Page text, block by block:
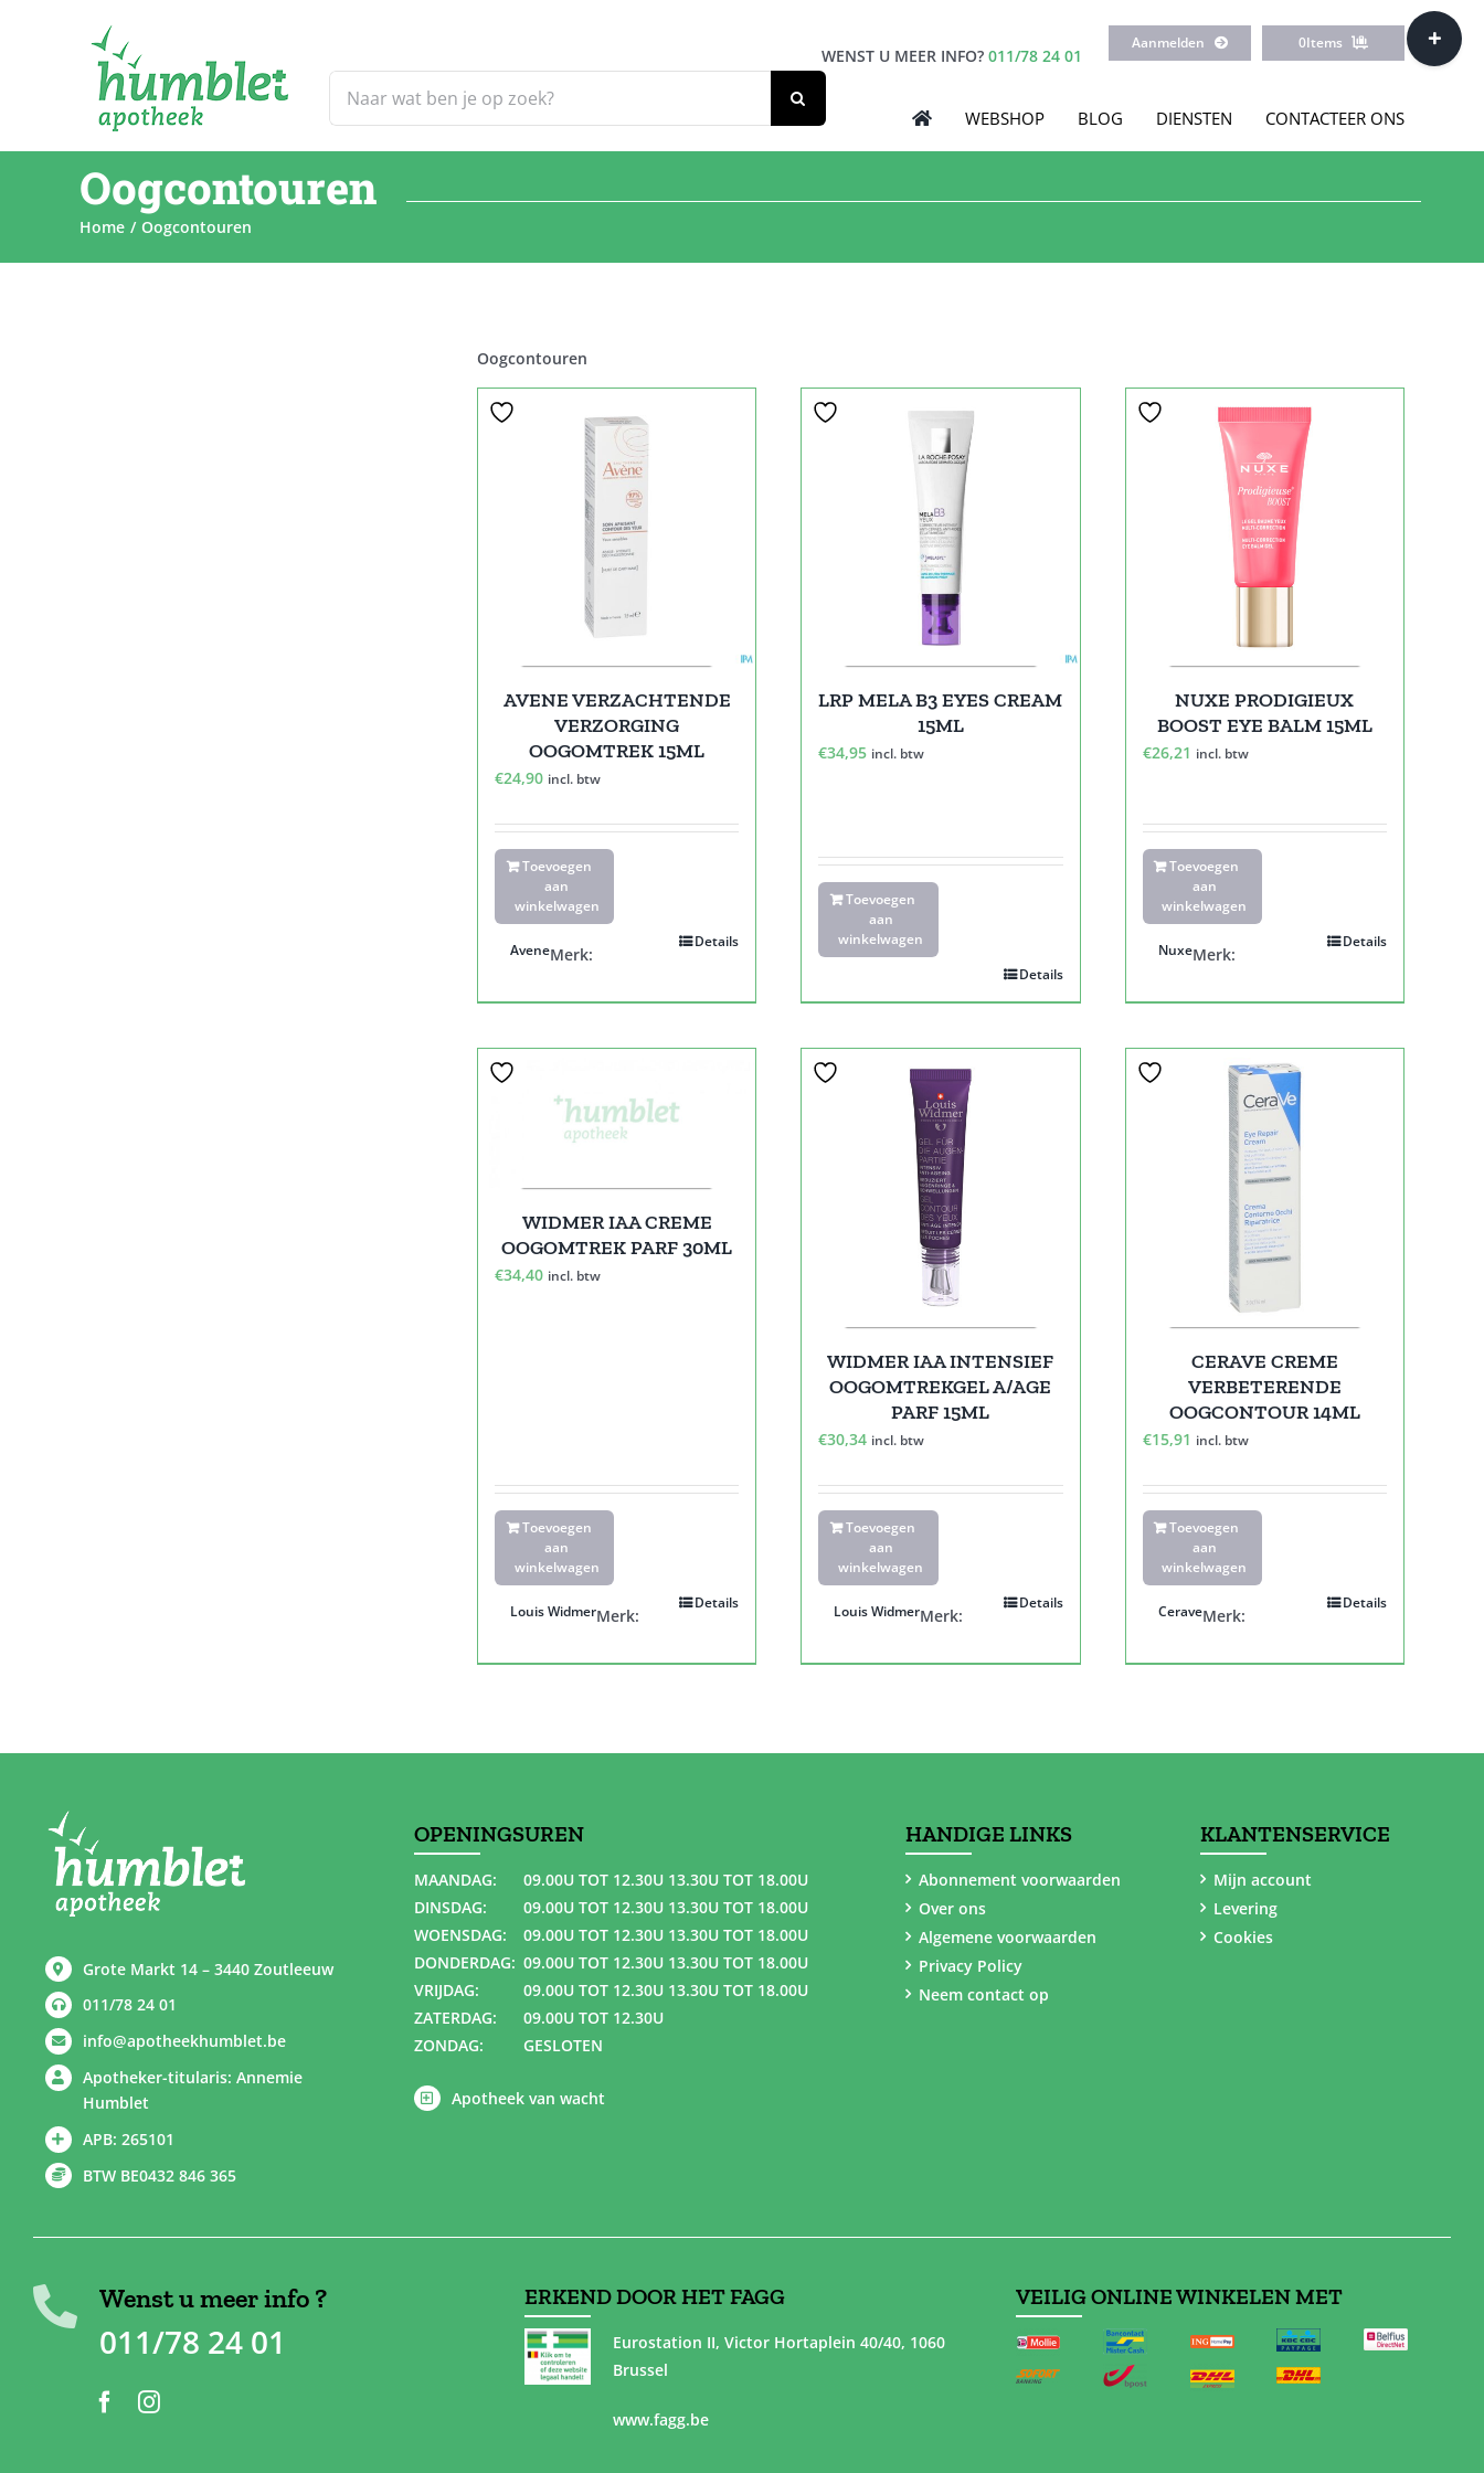
naar:
WENST U MEER INFO? 011/78 24 01
Aanmelden 0Items
WEBSHOP BLOG DIENSTEN CONTACTEER ONS
Oogcontouren
Home Oogcontouren
Oogcontouren
AVENE VERZACHTENDE
VERZORGING
OOGOMTREK 15ML
€24,90 incl. btw
Toevoegen
aan
winkelwagen
Details
Merk:
Avene
LRP MELA B3 EYES CREAM
15ML
€34,95 incl. btw
Toevoegen
aan
winkelwagen
Details
NUXE PRODIGIEUX
BOOST EYE BALM 15ML
€26,21 incl. btw
Toevoegen
aan
winkelwagen
Details
Merk:
Nuxe
WIDMER IAA CREME
OOGOMTREK PARF 30ML
€34,40 incl. btw
Toevoegen
aan
winkelwagen
Details
Merk:
Louis Widmer
WIDMER IAA INTENSIEF
OOGOMTREKGEL A/AGE
PARF 15ML
€30,34 incl. btw
Toevoegen
aan
winkelwagen
Details
Merk:
Louis Widmer
CERAVE CREME
VERBETERENDE
OOGCONTOUR 14ML
€15,91 incl. btw
Toevoegen
aan
winkelwagen
Details
Merk:
Cerave
Grote Markt 14 – 3440 Zoutleeuw
011/78 24 01
info@apotheekhumblet.be
Apotheker-titularis: Annemie
Humblet
APB: 265101
BTW BE0432 846 365
OPENINGSUREN
MAANDAG:
09.00U TOT 12.30U 13.30U TOT 18.00U
DINSDAG:
09.00U TOT 12.30U 13.30U TOT 18.00U
WOENSDAG:
09.00U TOT 12.30U 13.30U TOT 18.00U
DONDERDAG: 09.00U TOT 12.30U 13.30U TOT 18.00U
VRIJDAG:
09.00U TOT 12.30U 13.30U TOT 18.00U
ZATERDAG:
09.00U TOT 12.30U
ZONDAG:
GESLOTEN
Apotheek van wacht
HANDIGE LINKS
Abonnement voorwaarden
Over ons
Algemene voorwaarden
Privacy Policy
Neem contact op
KLANTENSERVICE
Mijn account
Levering
Cookies
Wenst u meer info ?
011/78 24 01
ERKEND DOOR HET FAGG
Eurostation II, Victor Hortaplein 40/40, 1060
Brussel
www.fagg.be
VEILIG ONLINE WINKELEN MET
Toggle
Sliding